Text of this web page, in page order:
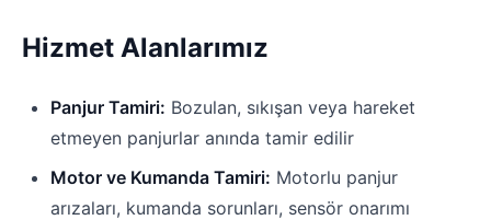
Hizmet Alanlarımız
Panjur Tamiri: Bozulan, sıkışan veya hareket
etmeyen panjurlar anında tamir edilir
Motor ve Kumanda Tamiri: Motorlu panjur
arızaları, kumanda sorunları, sensör onarımı